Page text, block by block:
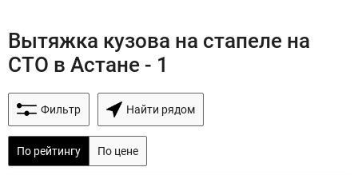
Вытяжка кузова на стапеле на
СТО в Астане - 1
Фильтр Найти рядом
По рейтингу По цене